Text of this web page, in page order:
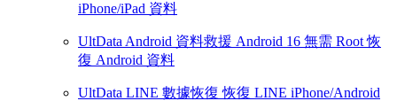
iPhone/iPad 資料
UltData Android 資料救援 Android 16 無需 Root 恢
復 Android 資料
UltData LINE 數據恢復 恢復 LINE iPhone/Android